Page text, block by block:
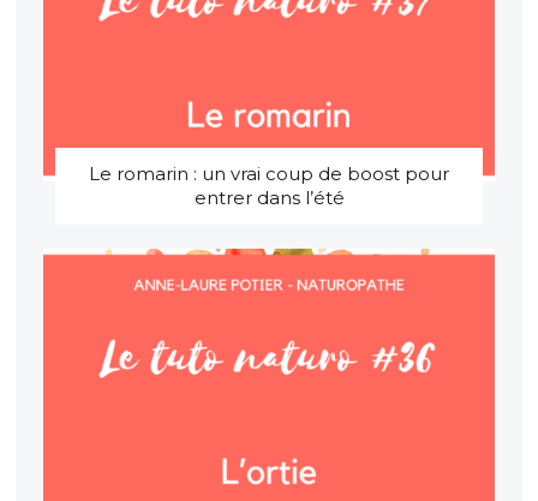
Le romarin : un vrai coup de boost pour
entrer dans l’été